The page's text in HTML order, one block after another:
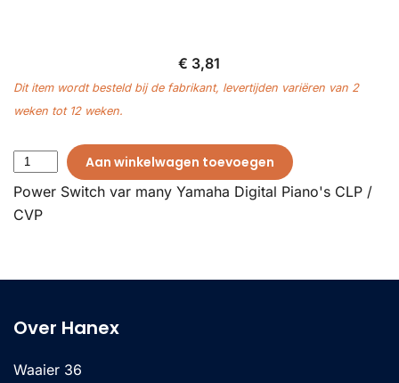
€ 3,81
Dit item wordt besteld bij de fabrikant, levertijden variëren van 2
weken tot 12 weken.
Aan winkelwagen toevoegen
Power Switch var many Yamaha Digital Piano's CLP /
CVP
Over Hanex
Waaier 36